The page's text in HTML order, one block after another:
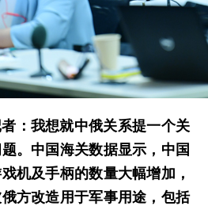
：我想就中俄关系提一个关
。中国海关数据显示，中国
机及手柄的数量大幅增加，
方改造用于军事用途，包括